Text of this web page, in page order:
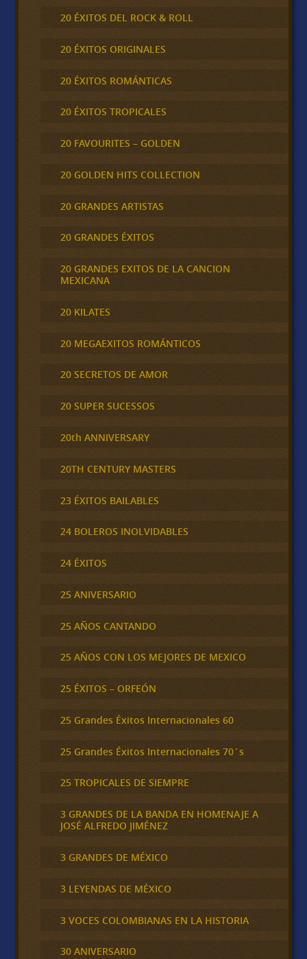
20 ÉXITOS DEL ROCK & ROLL
20 ÉXITOS ORIGINALES
20 ÉXITOS ROMÁNTICAS
20 ÉXITOS TROPICALES
20 FAVOURITES – GOLDEN
20 GOLDEN HITS COLLECTION
20 GRANDES ARTISTAS
20 GRANDES ÉXITOS
20 GRANDES EXITOS DE LA CANCION
MEXICANA
20 KILATES
20 MEGAEXITOS ROMÁNTICOS
20 SECRETOS DE AMOR
20 SUPER SUCESSOS
20th ANNIVERSARY
20TH CENTURY MASTERS
23 ÉXITOS BAILABLES
24 BOLEROS INOLVIDABLES
24 ÉXITOS
25 ANIVERSARIO
25 AÑOS CANTANDO
25 AÑOS CON LOS MEJORES DE MEXICO
25 ÉXITOS – ORFEÓN
25 Grandes Éxitos Internacionales 60
25 Grandes Éxitos Internacionales 70´s
25 TROPICALES DE SIEMPRE
3 GRANDES DE LA BANDA EN HOMENAJE A
JOSÉ ALFREDO JIMÉNEZ
3 GRANDES DE MÉXICO
3 LEYENDAS DE MÉXICO
3 VOCES COLOMBIANAS EN LA HISTORIA
30 ANIVERSARIO